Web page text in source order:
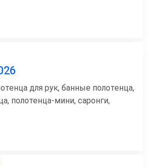
для рук, банные полотенца,
полотенца-мини, саронги,